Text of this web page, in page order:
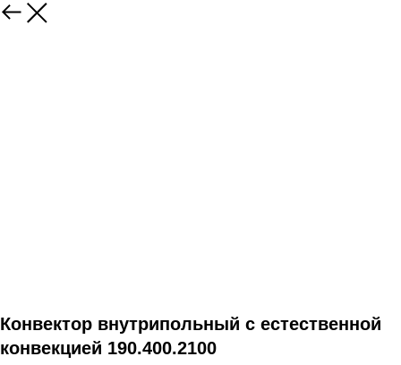
Конвектор внутрипольный с естественной
конвекцией 190.400.2100